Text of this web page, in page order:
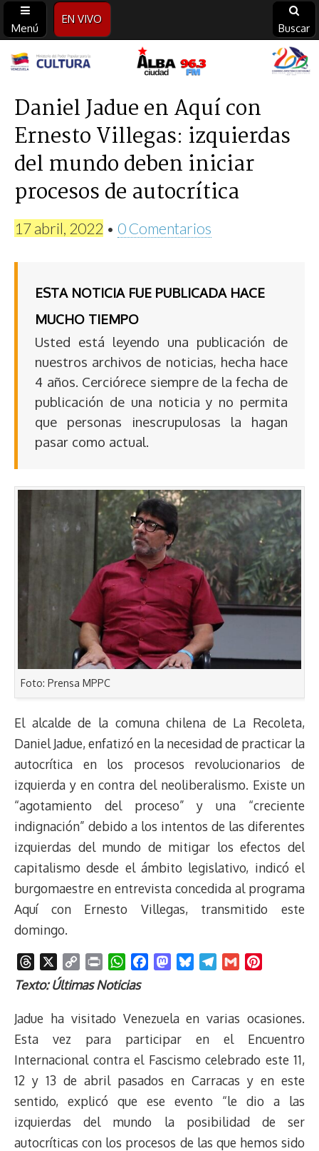
Menú
EN VIVO
Buscar
Alba
Ciudad
96.3
FM
Daniel Jadue en Aquí con
Ernesto Villegas: izquierdas
del mundo deben iniciar
procesos de autocrítica
17 abril, 2022 • 0 Comentarios
ESTA NOTICIA FUE PUBLICADA HACE
MUCHO TIEMPO
Usted está leyendo una publicación de
nuestros archivos de noticias, hecha hace
4 años. Cerciórece siempre de la fecha de
publicación de una noticia y no permita
que personas inescrupulosas la hagan
pasar como actual.
Foto: Prensa MPPC
El alcalde de la comuna chilena de La Recoleta,
Daniel Jadue, enfatizó en la necesidad de practicar la
autocrítica en los procesos revolucionarios de
izquierda y en contra del neoliberalismo. Existe un
“agotamiento del proceso” y una “creciente
indignación” debido a los intentos de las diferentes
izquierdas del mundo de mitigar los efectos del
capitalismo desde el ámbito legislativo, indicó el
burgomaestre en entrevista concedida al programa
Aquí con Ernesto Villegas, transmitido este
domingo.
h
e
d
s
o
y
n
k
r
n
W
h
t
A
p
p
e
o
o
k
M
t
d
o
n
e
k
y
e
a
m
t
r
e
s
t
Texto: Últimas Noticias
Jadue ha visitado Venezuela en varias ocasiones.
Esta vez para participar en el Encuentro
Internacional contra el Fascismo celebrado este 11,
12 y 13 de abril pasados en Carracas y en este
sentido, explicó que ese evento “le dio a las
izquierdas del mundo la posibilidad de ser
autocríticas con los procesos de las que hemos sido